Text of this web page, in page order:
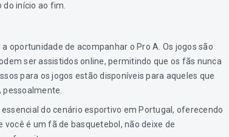
início ao fim.
oportunidade de acompanhar o Pro A. Os jogos são
ser assistidos online, permitindo que os fãs nunca
para os jogos estão disponíveis para aqueles que
do cenário esportivo em Portugal, oferecendo
é um fã de basquetebol, não deixe de